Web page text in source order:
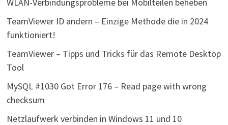
TeamViewer ID ändern – Einzige Methode die in 2024
funktioniert!
TeamViewer – Tipps und Tricks für das Remote Desktop
Tool
MySQL #1030 Got Error 176 – Read page with wrong
checksum
Netzlaufwerk verbinden in Windows 11 und 10